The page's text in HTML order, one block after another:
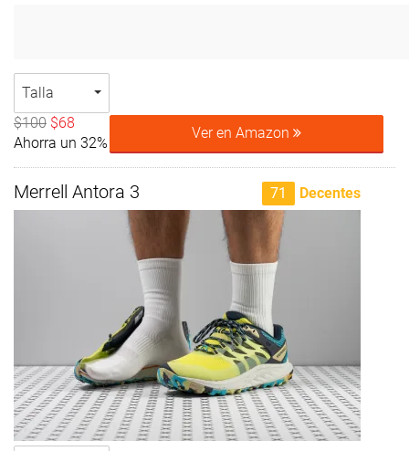
Talla
$100 $68
Ahorra un 32%
Ver en Amazon
Merrell Antora 3 71 Decentes